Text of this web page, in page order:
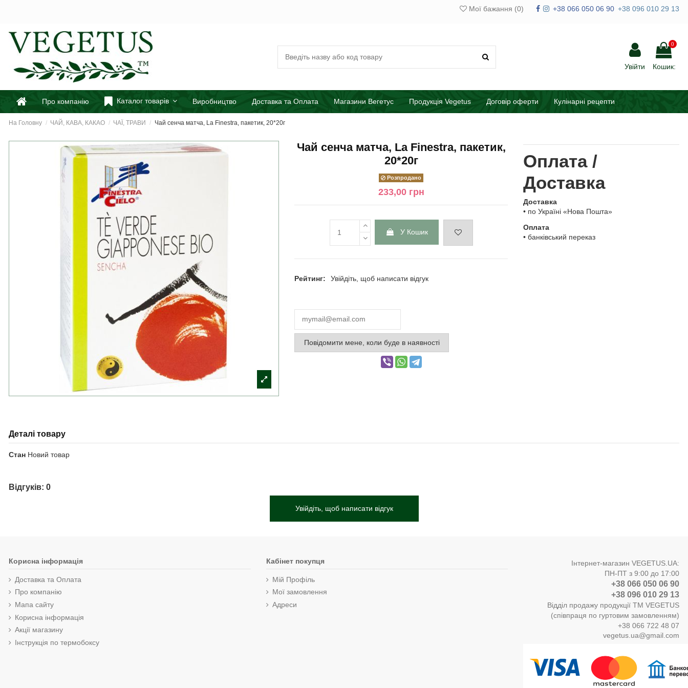
Мої бажання (0) +38 066 050 06 90 +38 096 010 29 13
Увійти
0
Кошик:
Про компанію Каталог товарів Виробництво Доставка та Оплата Магазини Вегетус Продукція Vegetus Договір оферти Кулінарні рецепти
На Головну ЧАЙ, КАВА, КАКАО ЧАЇ, ТРАВИ Чай сенча матча, La Finestra, пакетик, 20*20г
Чай сенча матча, La Finestra, пакетик,
20*20г
Розпродано
233,00 грн
У Кошик
Рейтинг: Увійдіть, щоб написати відгук
Повідомити мене, коли буде в наявності
Оплата /
Доставка
Доставка
• по Україні «Нова Пошта»
Оплата
• банківський переказ
Деталі товару
Стан Новий товар
Відгуків: 0
Увійдіть, щоб написати відгук
Корисна інформація
Доставка та Оплата
Про компанію
Мапа сайту
Корисна інформація
Акції магазину
Інструкція по термобоксу
Кабінет покупця
Мій Профіль
Мої замовлення
Адреси
Інтернет-магазин VEGETUS.UA:
ПН-ПТ з 9:00 до 17:00
+38 066 050 06 90
+38 096 010 29 13
Відділ продажу продукції ТМ VEGETUS
(співпраця по гуртовим замовленням)
+38 066 722 48 07
vegetus.ua@gmail.com